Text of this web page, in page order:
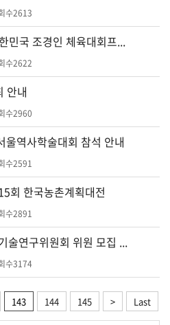
수2613
민국 조경인 체육대회프...
수2622
안내
수2960
역사학술대회 참석 안내
수2591
회 한국농촌계획대전
수2891
술연구위원회 위원 모집 ...
수3174
143 144 145 > Last